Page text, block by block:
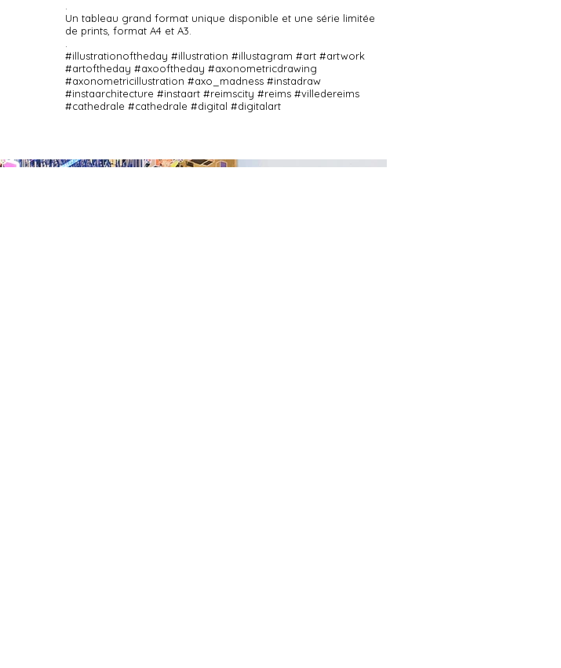
Un tableau grand format unique disponible et une série limitée
de prints, format A4 et A3.
#illustrationoftheday #illustration #illustagram #art #artwork
#artoftheday #axooftheday #axonometricdrawing
#axonometricillustration #axo_madness #instadraw
#instaarchitecture #instaart #reimscity #reims #villedereims
#cathedrale #cathedrale #digital #digitalart